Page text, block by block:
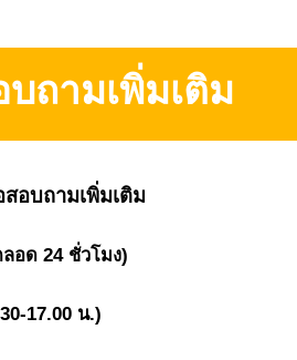
ถามเพิ่มเติม
อบถามเพิ่มเติม
อด 24 ชั่วโมง)
17.00 น.)